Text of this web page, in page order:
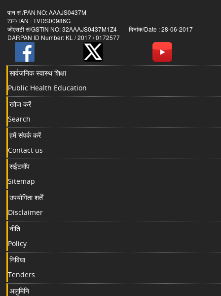
पान सं /PAN NO: AAAJS0437M
टान/TAN : TVDS00986G
जीएसटी सं/GSTIN NO: 32AAAJS0437M1Z4 दिनांक/Date : 28-06-2017
DARPAN ID Number: KL / 2017 / 0172577
सार्वजनिक स्वास्थ शिक्षा
Public Health Education
खोज करें
Search
हमें संपर्क करें
Contact us
सईटमॉप
Sitemap
उपयोगिता शर्तें
Disclaimer
नीति
Policy
निविधा
Tenders
अलुमिनि